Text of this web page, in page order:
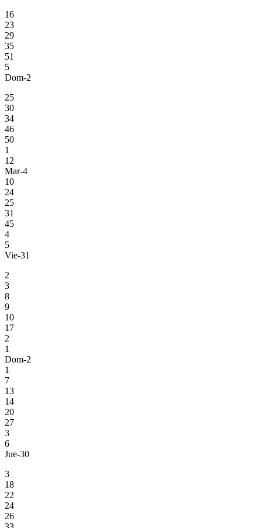
16
23
29
35
51
5
Dom-2
25
30
34
46
50
1
12
Mar-4
10
24
25
31
45
4
5
Vie-31
2
3
8
9
10
17
2
1
Dom-2
1
7
13
14
20
27
3
6
Jue-30
3
18
22
24
26